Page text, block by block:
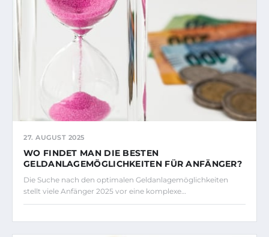
27. AUGUST 2025
WO FINDET MAN DIE BESTEN
GELDANLAGEMÖGLICHKEITEN FÜR ANFÄNGER?
Die Suche nach den optimalen Geldanlagemöglichkeiten
stellt viele Anfänger 2025 vor eine komplexe…